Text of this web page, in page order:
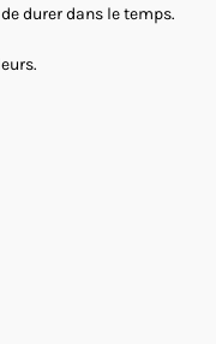
durer dans le temps.